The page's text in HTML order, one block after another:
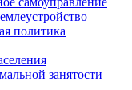
политика
занятости